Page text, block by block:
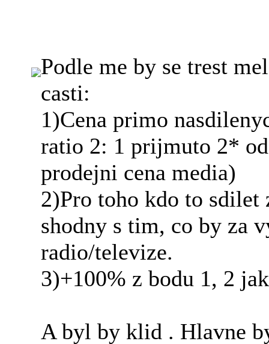
Podle me by se trest
casti:
1)Cena primo
ratio 2: 1 prijmuto 2*
prodejni cena media)
2)Pro toho kdo to sdilet
shodny s tim, co by za
radio/televize.
3)+100% z bodu 1, 2
A byl by klid . Hlavne